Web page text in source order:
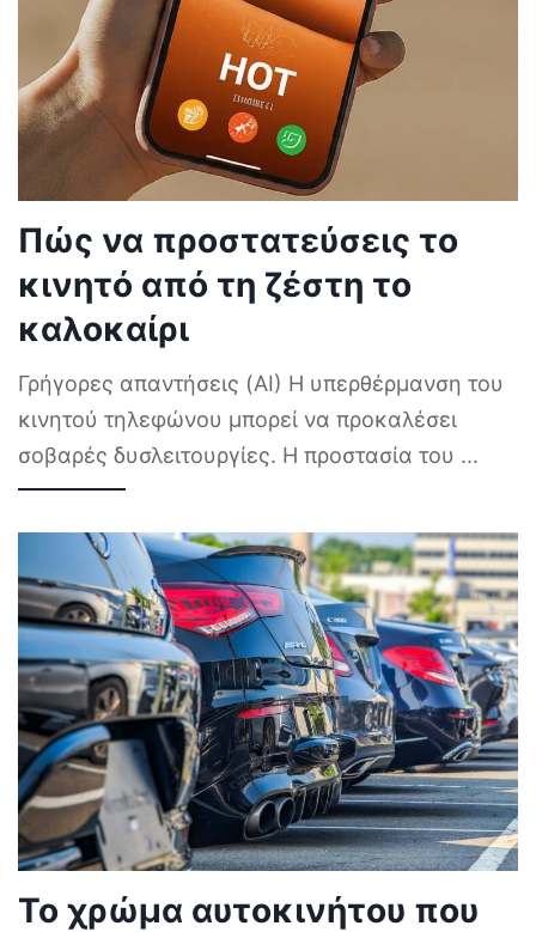
Πώς να προστατεύσεις το
κινητό από τη ζέστη το
καλοκαίρι
Γρήγορες απαντήσεις (AI) Η υπερθέρμανση του
κινητού τηλεφώνου μπορεί να προκαλέσει
σοβαρές δυσλειτουργίες. Η προστασία του ...
Το χρώμα αυτοκινήτου που